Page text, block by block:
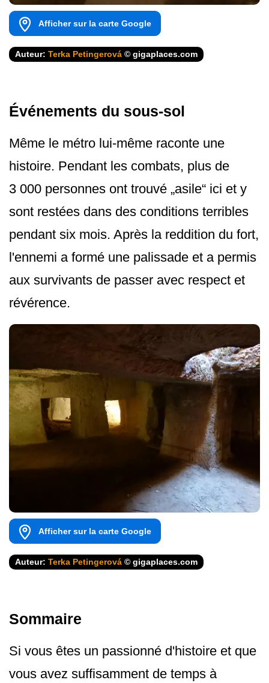
Afficher sur la carte Google
Auteur: Terka Petingerová © gigaplaces.com
Événements du sous-sol
Même le métro lui-même raconte une
histoire. Pendant les combats, plus de
3 000 personnes ont trouvé „asile“ ici et y
sont restées dans des conditions terribles
pendant six mois. Après la reddition du fort,
l'ennemi a formé une palissade et a permis
aux survivants de passer avec respect et
révérence.
Afficher sur la carte Google
Auteur: Terka Petingerová © gigaplaces.com
Sommaire
Si vous êtes un passionné d'histoire et que
vous avez suffisamment de temps à